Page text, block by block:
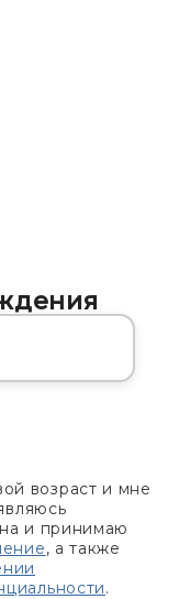
возраст и мне
и принимаю
, а также
.